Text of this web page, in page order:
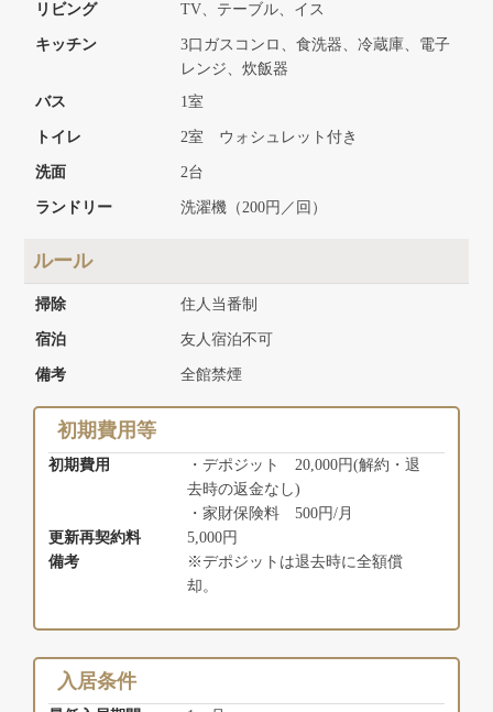
リビング TV、テーブル、イス
キッチン
3口ガスコンロ、食洗器、冷蔵庫、電子
レンジ、炊飯器
バス
1室
トイレ 2室 ウォシュレット付き
洗面 2台
ランドリー 洗濯機（200円／回）
ルール
掃除 住人当番制
宿泊 友人宿泊不可
備考 全館禁煙
初期費用等
初期費用
・デポジット 20,000円(解約・退
去時の返金なし)
・家財保険料 500円/月
更新再契約料
5,000円
備考
※デポジットは退去時に全額償
却。
入居条件